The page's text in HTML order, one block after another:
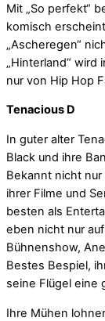
Mit „So perfekt“
komisch
„Ascheregen“
„Hinterland“
nur von Hip Hop
Tenacious D
In guter alter
Black und ihre
Bekannt nicht
ihrer Filme und
besten als
eben nicht nur
Bühnenshow,
Bestes Bespiel,
seine Flügel eine
Ihre Mühen